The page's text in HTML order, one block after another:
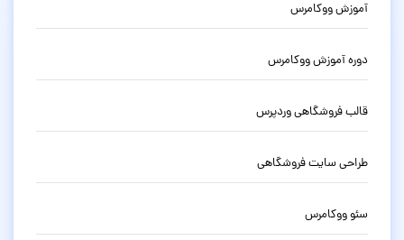
آموزش ووکامرس
دوره آموزش ووکامرس
قالب فروشگاهی وردپرس
طراحی سایت فروشگاهی
سئو ووکامرس